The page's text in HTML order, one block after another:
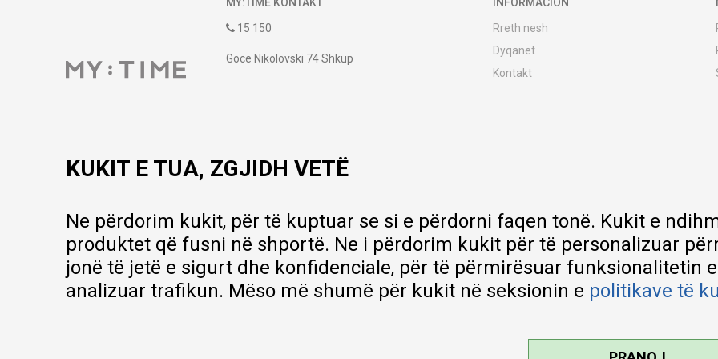
15 150
Goce Nikolovski 74 Shkup
Rreth nesh
Dyqanet
Kontakt
Lista e çmimeve
KUKIT E TUA, ZGJIDH VETË
Ne përdorim kukit, për të kuptuar se si e përdorni faqen tonë. Kukit e
produktet që fusni në shportë. Ne i përdorim kukit për të personalizuar
jonë të jetë e sigurt dhe konfidenciale, për të përmirësuar funksionalitetin
analizuar trafikun. Mëso më shumë për kukit në seksionin e politikave të